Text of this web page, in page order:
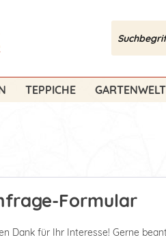
TEPPICHE GARTENWELT
Formular
Dank für Ihr Interesse! Gerne